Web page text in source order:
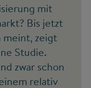
mit
Bis jetzt
meint, zeigt
Studie.
zwar schon
relativ